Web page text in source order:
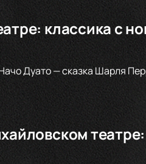
классика с
Дуато — сказка Шарля
театре: